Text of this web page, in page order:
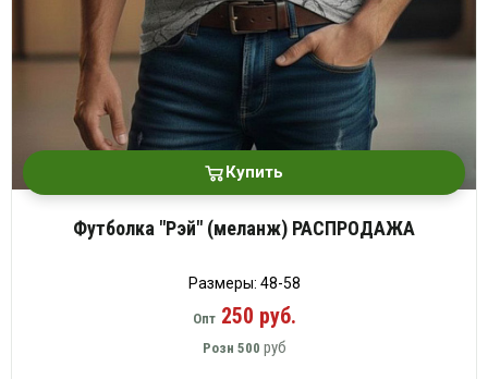
Купить
Футболка "Рэй" (меланж) РАСПРОДАЖА
Размеры: 48-58
Опт250 руб.
Розн 500 руб